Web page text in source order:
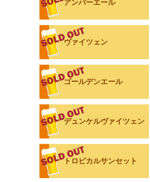
アンバーエール
ヴァイツェン
ゴールデンエール
デュンケルヴァイツェン
トロピカルサンセット